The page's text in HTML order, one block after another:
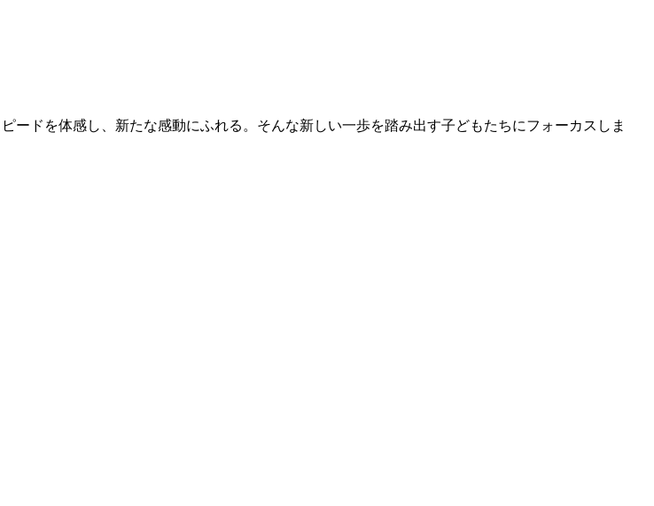
ドを体感し、新たな感動にふれる。そんな新しい一歩を踏み出す子どもたちにフォーカスしま